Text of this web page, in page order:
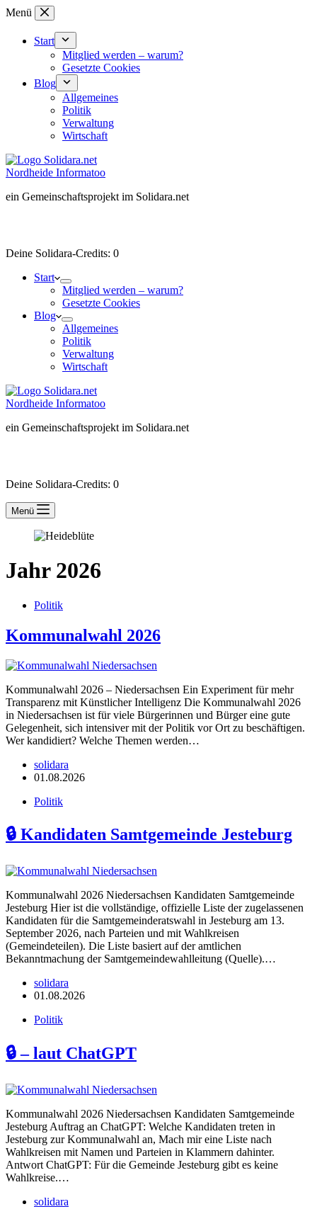
Zum
springen
Menü
Start
Mitglied werden – warum?
Gesetzte Cookies
Blog
Allgemeines
Politik
Verwaltung
Wirtschaft
Nordheide Informatoo
ein Gemeinschaftsprojekt im Solidara.net
Deine Solidara-Credits: 0
Start
Mitglied werden – warum?
Gesetzte Cookies
Blog
Allgemeines
Politik
Verwaltung
Wirtschaft
Nordheide Informatoo
ein Gemeinschaftsprojekt im Solidara.net
Deine Solidara-Credits: 0
Menü
Jahr2026
Politik
Kommunalwahl 2026
Kommunalwahl 2026 – Niedersachsen Ein Experiment für mehr
Transparenz mit Künstlicher Intelligenz Die Kommunalwahl 2026
in Niedersachsen ist für viele Bürgerinnen und Bürger eine gute
Gelegenheit, sich intensiver mit der Politik vor Ort zu beschäftigen.
Wer kandidiert? Welche Themen werden…
solidara
01.08.2026
Politik
🔒 Kandidaten Samtgemeinde Jesteburg
Kommunalwahl 2026 Niedersachsen Kandidaten Samtgemeinde
Jesteburg Hier ist die vollständige, offizielle Liste der zugelassenen
Kandidaten für die Samtgemeinderatswahl in Jesteburg am 13.
September 2026, nach Parteien und mit Wahlkreisen
(Gemeindeteilen). Die Liste basiert auf der amtlichen
Bekanntmachung der Samtgemeindewahlleitung (Quelle).…
solidara
01.08.2026
Politik
🔒 – laut ChatGPT
Kommunalwahl 2026 Niedersachsen Kandidaten Samtgemeinde
Jesteburg Auftrag an ChatGPT: Welche Kandidaten treten in
Jesteburg zur Kommunalwahl an, Mach mir eine Liste nach
Wahlkreisen mit Namen und Parteien in Klammern dahinter.
Antwort ChatGPT: Für die Gemeinde Jesteburg gibt es keine
Wahlkreise.…
solidara